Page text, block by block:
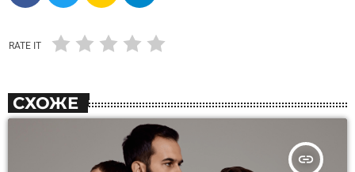
RATE IT
СХОЖЕ
insert_link